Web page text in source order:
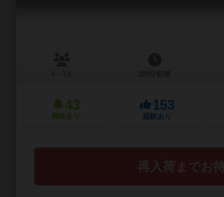
43
興味あり
153
経験あり
再入荷までお